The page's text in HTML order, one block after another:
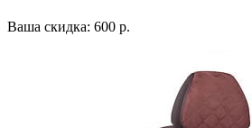
Ваша скидка: 600 р.